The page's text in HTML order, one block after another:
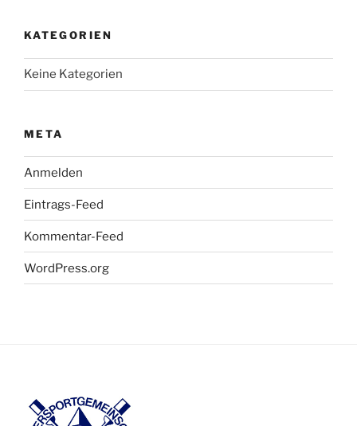
KATEGORIEN
Keine Kategorien
META
Anmelden
Eintrags-Feed
Kommentar-Feed
WordPress.org